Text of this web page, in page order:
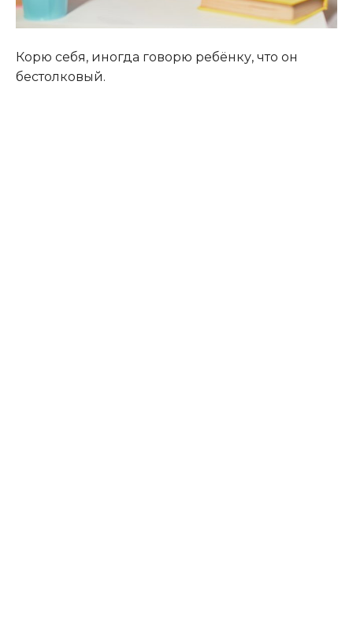
Корю себя, иногда говорю ребёнку, что он
бестолковый.